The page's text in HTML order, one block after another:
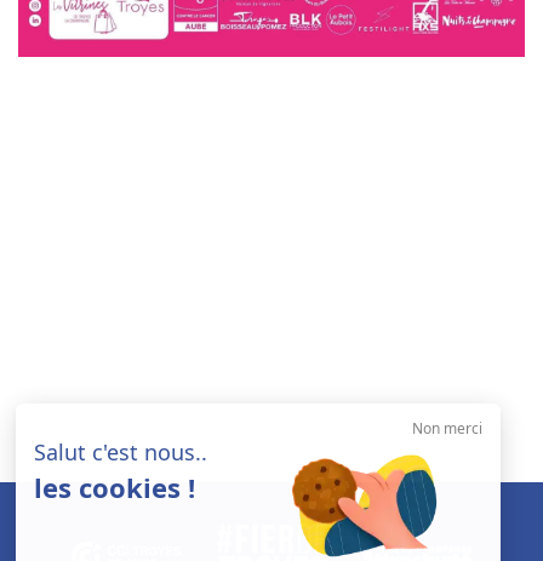
Non merci
Salut c'est nous..
les cookies !